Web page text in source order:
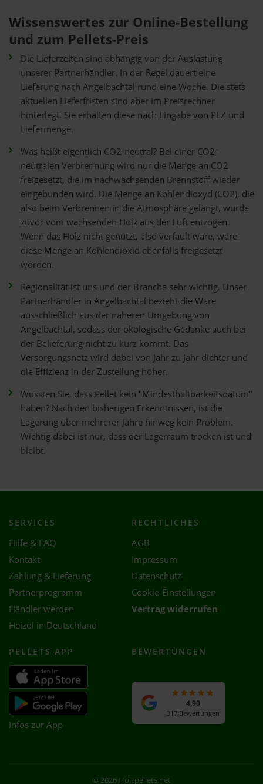
Wissenswertes zur Online-Bestellung
und zum Pellets-Preis
Die Lieferzeiten sind abhängig von der Auslastung
unserer Partnerhändler. In der Regel dauert eine
Lieferung nach Angelbachtal rund eine Woche. Die stets
aktuellen Lieferfristen sind aber im Preisrechner
hinterlegt. Sie erhalten diese nach Eingabe von PLZ und
Liefermenge.
Was heißt eigentlich CO2-neutral? Bei einer CO2-
neutralen Verbrennung wird nur die Menge an CO2
freigesetzt, die im nachwachsenden Brennstoff wieder
eingebunden wird. Die Menge an Kohlendioxyd (CO2), die
also beim Verbrennen in die Atmosphäre gelangt, wurde
zuvor vom wachsenden Holz aus der Luft entzogen.
Wenn das Holz nicht genutzt, also verfault wäre, wäre
diese Menge an Kohlendioxid ebenfalls freigesetzt
worden.
Regionalität ist uns und der Branche sehr wichtig. Unser
Partnerhändler in Angelbachtal bezieht die Ware
ausschließlich aus der näheren Umgebung von
Angelbachtal, sodass der ökologische Gedanke auch bei
der Belieferung nicht zu kurz kommt. Das
Versorgungsnetz wird dabei von Jahr zu Jahr dichter und
die Effizienz in der Zustellung höher.
Wussten Sie, dass Pellet kein "Mindesthaltbarkeitsdatum"
haben? Nach den bisherigen Erkenntnissen, ist die
Lagerung über mehrerer Jahre hinweg kein Problem.
Wichtig dabei ist nur, dass der Lagerraum trocken ist und
bleibt.
SERVICES
Hilfe & FAQ
Kontakt
Zahlung & Lieferung
Partnerprogramm
Händler werden
Heizöl in Deutschland
RECHTLICHES
AGB
Impressum
Datenschutz
Cookie-Einstellungen
Vertrag widerrufen
PELLETS APP
Infos zur App
BEWERTUNGEN
4,90
317 Bewertungen
© 2026 Holzpellets.net